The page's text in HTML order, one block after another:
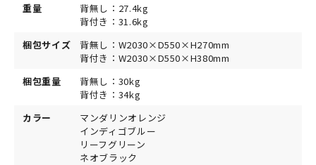
重量
背無し：27.4kg
背付き：31.6kg
梱包サイズ
背無し：W2030×D550×H270mm
背付き：W2030×D550×H380mm
梱包重量
背無し：30kg
背付き：34kg
カラー
マンダリンオレンジ
インディゴブルー
リーフグリーン
ネオブラック